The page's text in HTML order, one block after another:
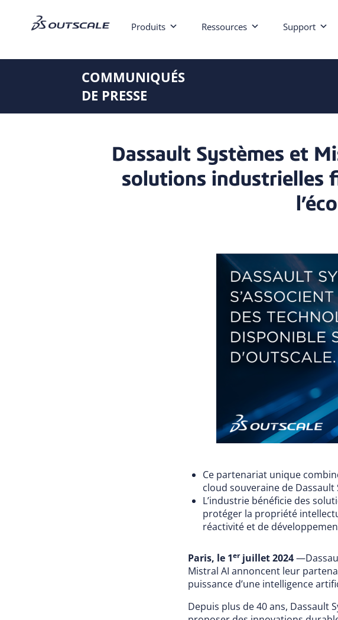
Produits Ressources Support
COMMUNIQUÉS
DE PRESSE
Dassault Systèmes et
solutions industrielles
Ce partenariat unique
cloud souveraine de Dassault
L’industrie bénéficie des
protéger la propriété
réactivité et de
Paris, le 1erjuillet 2024 —
Mistral AI annoncent leur
puissance d’une intelligence
Depuis plus de 40 ans, Dassault